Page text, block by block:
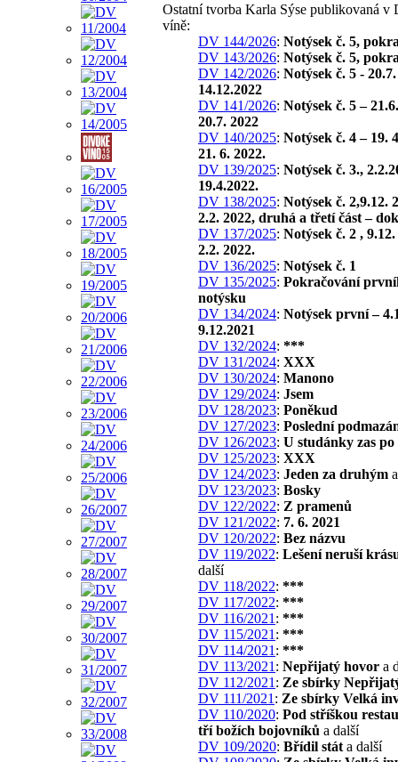
Ostatní tvorba Karla Sýse publikovaná v
víně:
DV 144/2026: Notýsek č. 5,
DV 143/2026: Notýsek č. 5,
DV 142/2026: Notýsek č. 5 -
14.12.2022
DV 141/2026: Notýsek č. 5 –
20.7. 2022
DV 140/2025: Notýsek č. 4 – 19.
21. 6. 2022.
DV 139/2025: Notýsek č. 3.,
19.4.2022.
DV 138/2025: Notýsek č. 2,9.12.
2.2. 2022, druhá a třetí část –
DV 137/2025: Notýsek č. 2 , 9.12.
2.2. 2022.
DV 136/2025: Notýsek č. 1
DV 135/2025: Pokračování
notýsku
DV 134/2024: Notýsek první –
9.12.2021
DV 132/2024: ***
DV 131/2024: XXX
DV 130/2024: Manono
DV 129/2024: Jsem
DV 128/2023: Poněkud
DV 127/2023: Poslední
DV 126/2023: U studánky zas po
DV 125/2023: XXX
DV 124/2023: Jeden za druhým
DV 123/2023: Bosky
DV 122/2022: Z pramenů
DV 121/2022: 7. 6. 2021
DV 120/2022: Bez názvu
DV 119/2022: Lešení neruší
další
DV 118/2022: ***
DV 117/2022: ***
DV 116/2021 : ***
DV 115/2021 : ***
DV 114/2021 : ***
DV 113/2021 : Nepřijatý hovor a
DV 112/2021 : Ze sbírky
DV 111/2021 : Ze sbírky Velká
DV 110/2020: Pod stříškou
tří božích bojovníků a další
DV 109/2020: Břídil stát a další